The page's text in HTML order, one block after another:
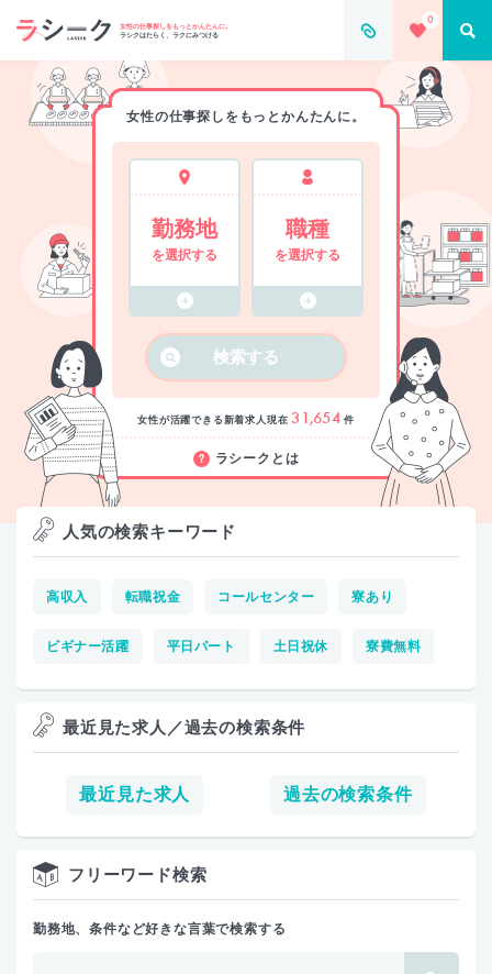
女性の仕事探しをもっとかんたんに。
ラシクはたらく、ラクにみつける
0
女性の仕事探しをもっとかんたんに。
勤務地
を選択する
職種
を選択する
検索する
女性が活躍できる新着求人 現在 31,654 件
ラシークとは
人気の検索キーワード
高収入 転職祝金 コールセンター 寮あり
ビギナー活躍 平日パート 土日祝休 寮費無料
最近見た求人／過去の検索条件
最近見た求人 過去の検索条件
フリーワード検索
勤務地、条件など好きな言葉で検索する